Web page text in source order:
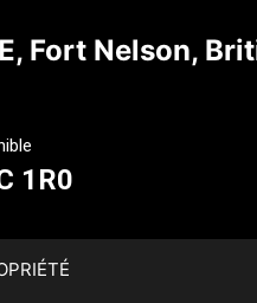
Fort Nelson,
1R0